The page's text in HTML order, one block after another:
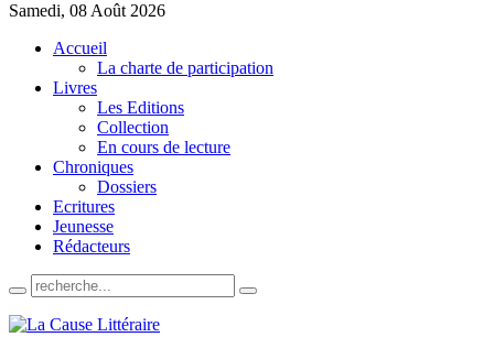
Samedi, 08 Août 2026
Accueil
La charte de participation
Livres
Les Editions
Collection
En cours de lecture
Chroniques
Dossiers
Ecritures
Jeunesse
Rédacteurs